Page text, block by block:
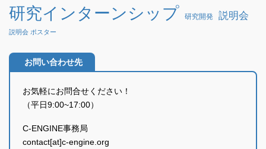
研究インターンシップ 研究開発 説明会
説明会 ポスター
お問い合わせ先
お気軽にお問合せください！
（平日9:00~17:00）
C-ENGINE事務局
contact[at]c-engine.org